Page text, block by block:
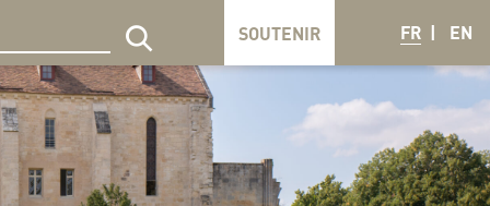
sur le site SOUTENIR FR EN